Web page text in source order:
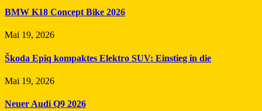
BMW K18 Concept Bike 2026
Mai 19, 2026
Škoda Epiq kompaktes Elektro SUV: Einstieg in die
Mai 19, 2026
Neuer Audi Q9 2026